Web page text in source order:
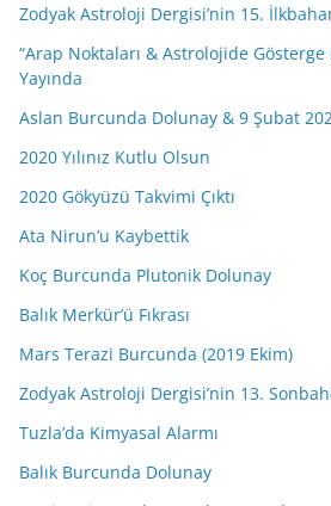
Zodyak Astroloji Dergisi’nin 15. İlkbahar
“Arap Noktaları & Astrolojide Gösterge
Yayında
Aslan Burcunda Dolunay & 9 Şubat
2020 Yılınız Kutlu Olsun
2020 Gökyüzü Takvimi Çıktı
Ata Nirun’u Kaybettik
Koç Burcunda Plutonik Dolunay
Balık Merkür’ü Fıkrası
Mars Terazi Burcunda (2019 Ekim)
Zodyak Astroloji Dergisi’nin 13.
Tuzla’da Kimyasal Alarmı
Balık Burcunda Dolunay